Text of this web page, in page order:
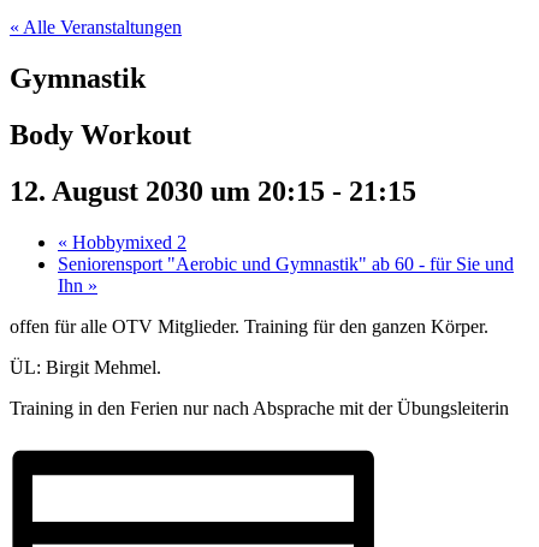
« Alle Veranstaltungen
Gymnastik
Body Workout
12. August 2030 um 20:15 - 21:15
« Hobbymixed 2
Seniorensport "Aerobic und Gymnastik" ab 60 - für Sie und
Ihn »
offen für alle OTV Mitglieder. Training für den ganzen Körper.
ÜL: Birgit Mehmel.
Training in den Ferien nur nach Absprache mit der Übungsleiterin